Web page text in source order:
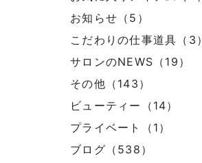
お知らせ（5）
こだわりの仕事道具（3）
サロンのNEWS（19）
その他（143）
ビューティー（14）
プライベート（1）
ブログ（538）